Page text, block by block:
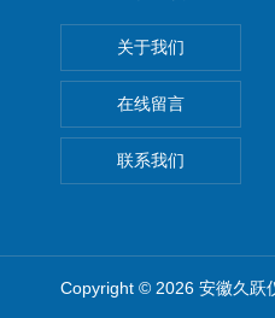
关于我们
在线留言
联系我们
Copyright © 2026 安徽久跃